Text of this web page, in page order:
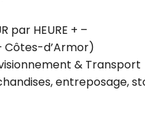
par HEURE + –
Côtes-d’Armor)
& Transport
entreposage,